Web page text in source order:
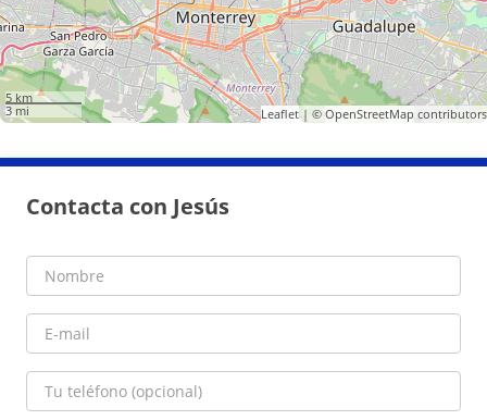
5 km
3 mi
Leaflet| © OpenStreetMap contributors
Contacta con Jesús